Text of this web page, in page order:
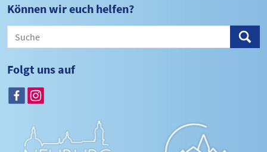
Können wir euch helfen?
Folgt uns auf